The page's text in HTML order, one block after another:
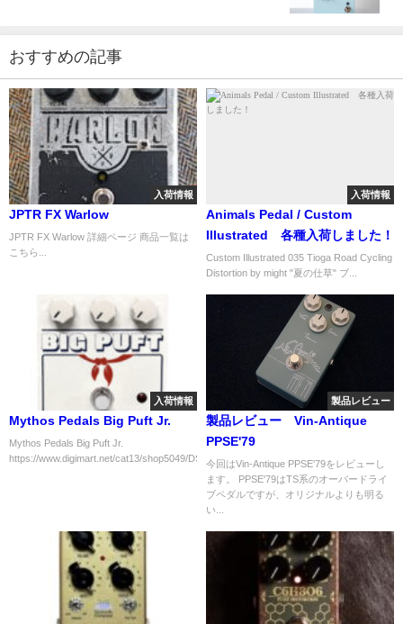
おすすめの記事
入荷情報
JPTR FX Warlow
JPTR FX Warlow 詳細ページ 商品一覧は
こちら...
入荷情報
Animals Pedal / Custom
Illustrated 各種入荷しました！
Custom Illustrated 035 Tioga Road Cycling
Distortion by might "夏の仕草" ブ...
入荷情報
Mythos Pedals Big Puft Jr.
Mythos Pedals Big Puft Jr.
https://www.digimart.net/cat13/shop5049/DS1...
製品レビュー
製品レビュー Vin-Antique
PPSE'79
今回はVin-Antique PPSE'79をレビューし
ます。 PPSE'79はTS系のオーバードライ
ブペダルですが、オリジナルよりも明る
い...